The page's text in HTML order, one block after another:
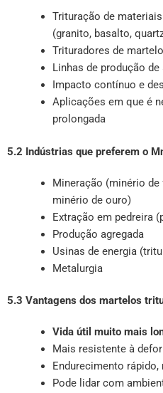
Trituração de
(granito, basalto,
Trituradores de
Linhas de produção
Impacto contínuo e
Aplicações em que é
prolongada
5.2 Indústrias que preferem o
Mineração (minério
minério de ouro)
Extração em pedreira
Produção agregada
Usinas de energia
Metalurgia
5.3 Vantagens dos martelos
Vida útil muito mais
Mais resistente à
Endurecimento
Pode lidar com